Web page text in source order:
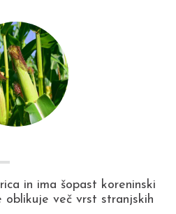
in ima šopast koreninski
oblikuje več vrst stranjskih